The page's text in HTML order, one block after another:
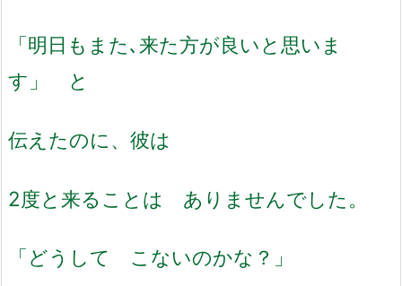
「明日もまた､来た方が良いと思いま
す」 と
伝えたのに、彼は
2度と来ることは ありませんでした。
「どうして こないのかな？」